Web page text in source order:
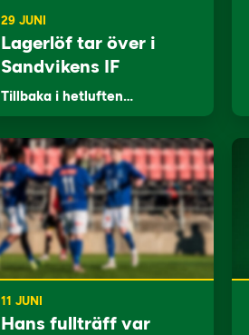
29 JUNI
Lagerlöf tar över i
Sandvikens IF
Tillbaka i hetluften…
11 JUNI
Hans fullträff var